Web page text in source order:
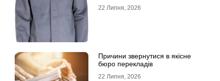
22 Липня, 2026
Причини звернутися в якісне
бюро перекладів
22 Липня, 2026